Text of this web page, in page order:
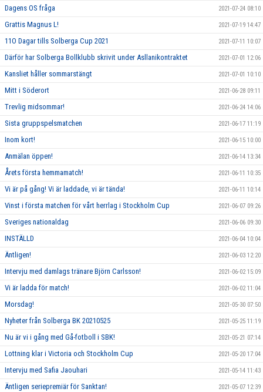
Dagens OS fråga 2021-07-24 08:10
Grattis Magnus L! 2021-07-19 14:47
11O Dagar tills Solberga Cup 2021 2021-07-11 10:07
Därför har Solberga Bollklubb skrivit under Asllanikontraktet 2021-07-01 12:06
Kansliet håller sommarstängt 2021-07-01 10:10
Mitt i Söderort 2021-06-28 09:11
Trevlig midsommar! 2021-06-24 14:06
Sista gruppspelsmatchen 2021-06-17 11:19
Inom kort! 2021-06-15 10:00
Anmälan öppen! 2021-06-14 13:34
Årets första hemmamatch! 2021-06-11 10:35
Vi är på gång! Vi är laddade, vi är tända! 2021-06-11 10:14
Vinst i första matchen för vårt herrlag i Stockholm Cup 2021-06-07 09:26
Sveriges nationaldag 2021-06-06 09:30
INSTÄLLD 2021-06-04 10:04
Äntligen! 2021-06-03 12:20
Intervju med damlags tränare Björn Carlsson! 2021-06-02 15:09
Vi är ladda för match! 2021-06-02 11:04
Morsdag! 2021-05-30 07:50
Nyheter från Solberga BK 20210525 2021-05-25 11:19
Nu är vi i gång med Gå-fotboll i SBK! 2021-05-21 07:14
Lottning klar i Victoria och Stockholm Cup 2021-05-20 17:04
Intervju med Safia Jaouhari 2021-05-14 11:43
Äntligen seriepremiär för Sanktan! 2021-05-07 12:39